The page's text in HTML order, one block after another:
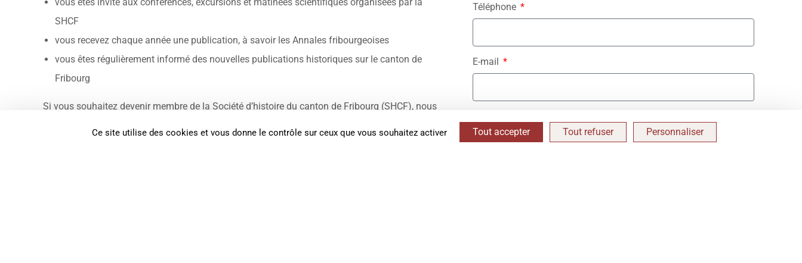
SHCF
vous recevez chaque année une publication, à savoir les Annales fribourgeoises
vous êtes régulièrement informé des nouvelles publications historiques sur le canton de
Fribourg
Si vous souhaitez devenir membre de la Société d’histoire du canton de Fribourg (SHCF), nous
Téléphone
E-mail
Ce site utilise des cookies et vous donne le contrôle sur ceux que vous souhaitez activer Tout accepter Tout refuser Personnaliser